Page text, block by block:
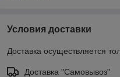
Условия доставки
Доставка осуществляется
Доставка "Самовывоз"